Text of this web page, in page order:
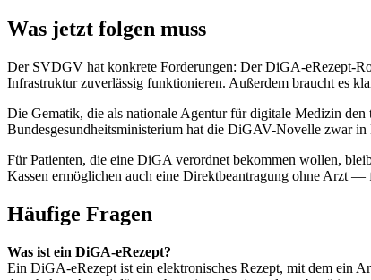
Was jetzt folgen muss
Der SVDGV hat konkrete Forderungen: Der DiGA-eRezept-
Infrastruktur zuverlässig funktionieren. Außerdem braucht es
Die Gematik, die als nationale Agentur für digitale Medizin
Bundesgesundheitsministerium hat die DiGAV-Novelle zwar
Für Patienten, die eine DiGA verordnet bekommen wollen,
Kassen ermöglichen auch eine Direktbeantragung ohne Arzt
Häufige Fragen
Was ist ein DiGA-eRezept?
Ein DiGA-eRezept ist ein elektronisches Rezept, mit dem ein